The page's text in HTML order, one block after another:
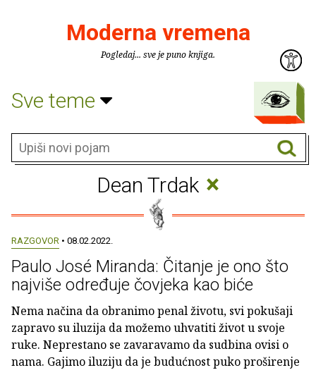
Moderna vremena
Pogledaj... sve je puno knjiga.
Sve teme
Dean Trdak ×
RAZGOVOR • 08.02.2022.
Paulo José Miranda: Čitanje je ono što
najviše određuje čovjeka kao biće
Nema načina da obranimo penal životu, svi pokušaji
zapravo su iluzija da možemo uhvatiti život u svoje
ruke. Neprestano se zavaravamo da sudbina ovisi o
nama. Gajimo iluziju da je budućnost puko proširenje